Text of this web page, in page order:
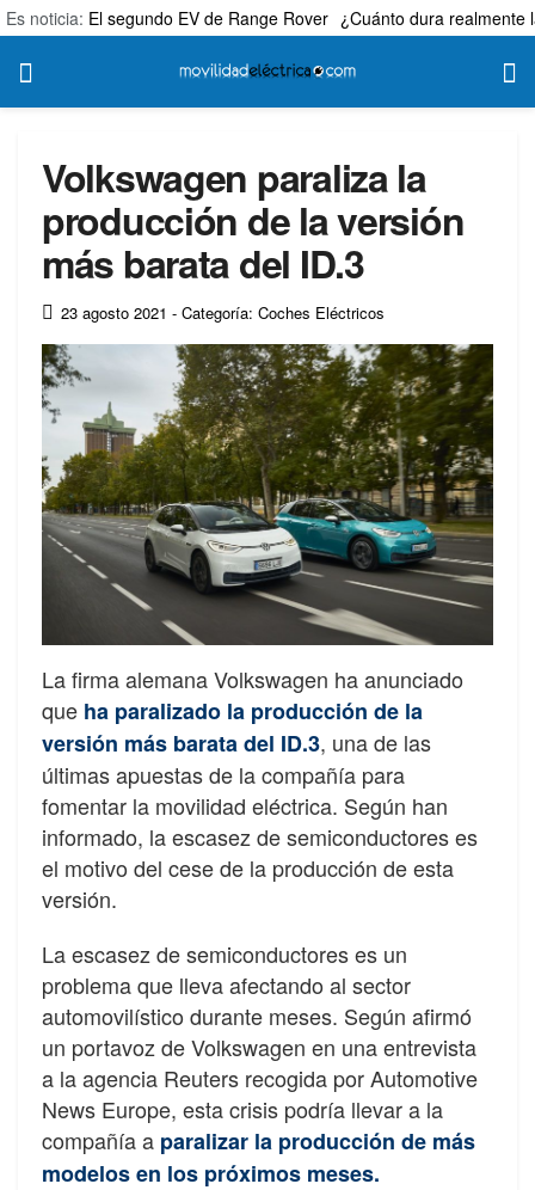
Es noticia: El segundo EV de Range Rover ¿Cuánto dura realmente
Volkswagen paraliza la
producción de la versión
más barata del ID.3
23 agosto 2021 - Categoría: Coches Eléctricos
La firma alemana Volkswagen ha anunciado
que ha paralizado la producción de la
versión más barata del ID.3, una de las
últimas apuestas de la compañía para
fomentar la movilidad eléctrica. Según han
informado, la escasez de semiconductores es
el motivo del cese de la producción de esta
versión.
La escasez de semiconductores es un
problema que lleva afectando al sector
automovilístico durante meses. Según afirmó
un portavoz de Volkswagen en una entrevista
a la agencia Reuters recogida por Automotive
News Europe, esta crisis podría llevar a la
compañía a paralizar la producción de más
modelos en los próximos meses.